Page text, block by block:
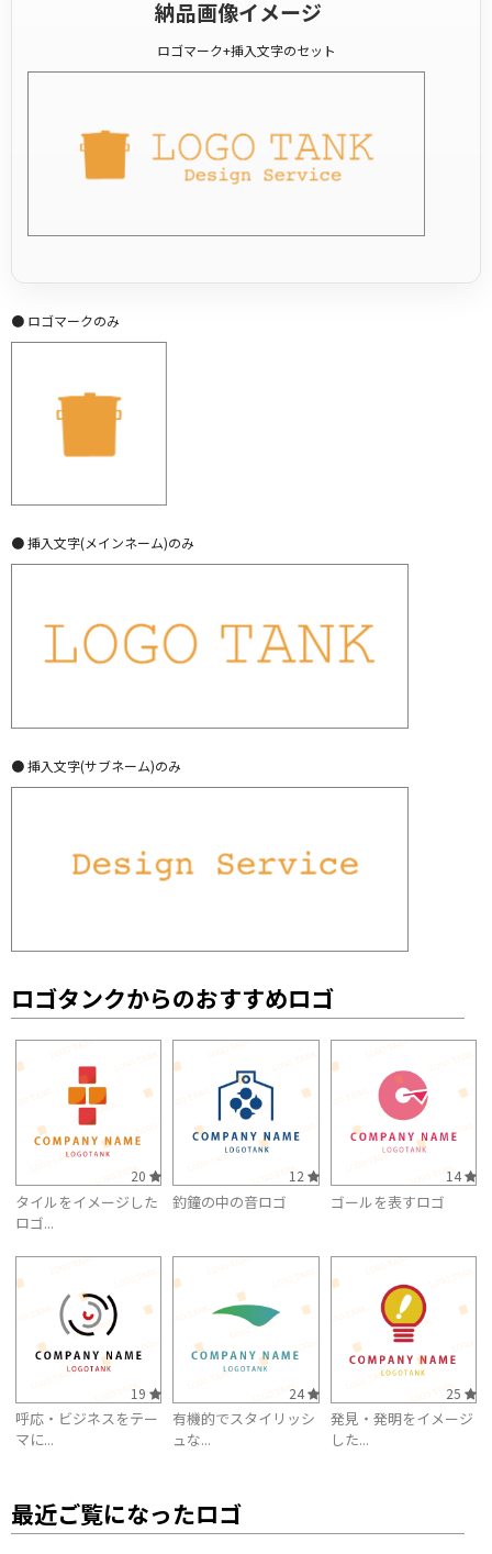
納品画像イメージ
ロゴマーク+挿入文字のセット
● ロゴマークのみ
● 挿入文字(メインネーム)のみ
● 挿入文字(サブネーム)のみ
ロゴタンクからのおすすめロゴ
20
タイルをイメージした
ロゴ...
12
釣鐘の中の音ロゴ
14
ゴールを表すロゴ
19
呼応・ビジネスをテー
マに...
24
有機的でスタイリッシ
ュな...
25
発見・発明をイメージ
した...
最近ご覧になったロゴ